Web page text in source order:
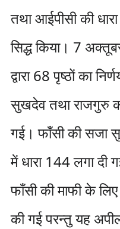
तथा आईपीसी की
सिद्ध किया। 7
द्वारा 68 पृष्ठों का
सुखदेव तथा राजगुरु
गई। फाँसी की सजा
में धारा 144 लगा
फाँसी की माफी के लिए
की गई परन्तु यह